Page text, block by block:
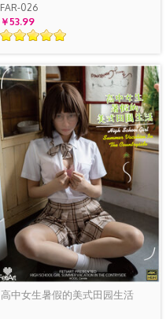
FAR-026
￥53.99
高中女生暑假的美式田园生活